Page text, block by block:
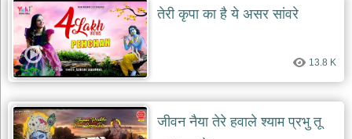
रानी
सती
दादी
भजन
rani
dadi
bhajans
तेरी कृपा का है ये असर सांवरे
13.8 K
जीवन नैया तेरे हवाले श्याम प्रभु तू